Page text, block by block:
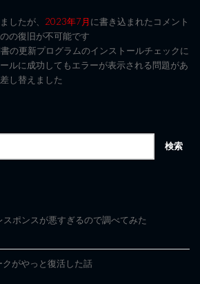
したが、 2023年7月に書き込まれたコメント
の復旧が不可能です
の更新プログラムのインストールチェックに
ルに成功してもエラーが表示される問題があ
し替えました
スポンスが悪すぎるので調べてみた
がやっと復活した話